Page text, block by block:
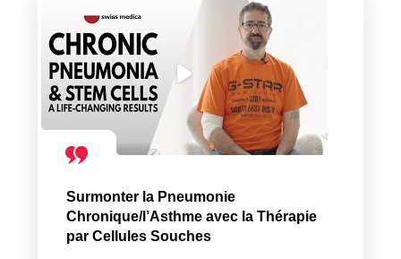
Surmonter la Pneumonie
Chronique/l’Asthme avec la Thérapie
par Cellules Souches